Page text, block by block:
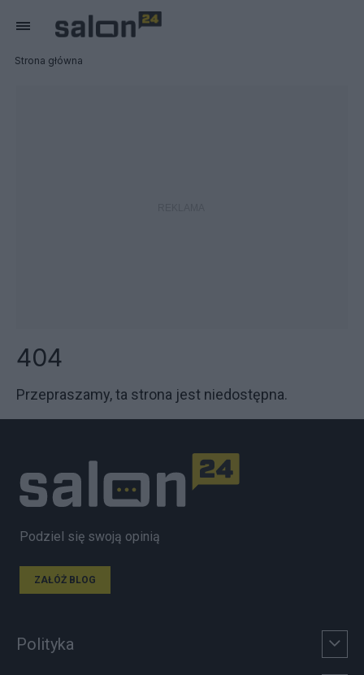
Strona główna
404
Przepraszamy, ta strona jest niedostępna.
Podziel się swoją opinią
ZAŁÓŻ BLOG
Polityka